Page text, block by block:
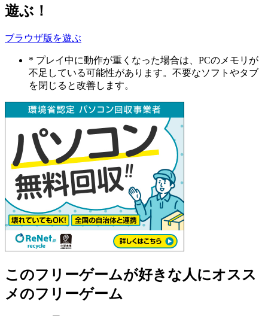
遊ぶ！
ブラウザ版を遊ぶ
* プレイ中に動作が重くなった場合は、PCのメモリが
不足している可能性があります。不要なソフトやタブ
を閉じると改善します。
このフリーゲームが好きな人にオスス
メのフリーゲーム